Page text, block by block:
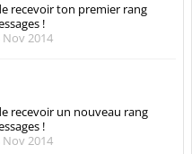
recevoir ton premier rang
!
Nov 2014
recevoir un nouveau rang
!
Nov 2014